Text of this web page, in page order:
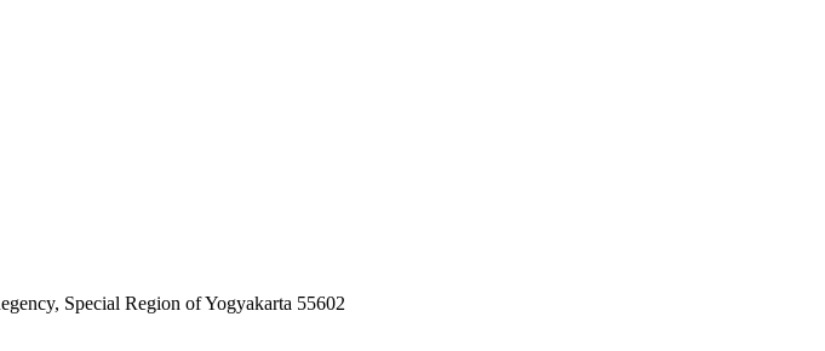
Special Region of Yogyakarta 55602